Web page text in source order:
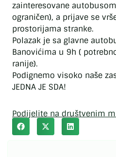
zainteresovane
ograničen), a prijave se
prostorijama stranke.
Polazak je sa glavne
Banovićima u 9h (
ranije).
Podignemo visoko naše
JEDNA JE SDA!
Podijelite na društvenim